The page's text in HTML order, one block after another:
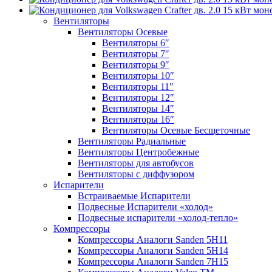
Вентиляторы
Вентиляторы Осевые
Вентиляторы 6″
Вентиляторы 7″
Вентиляторы 9″
Вентиляторы 10″
Вентиляторы 11″
Вентиляторы 12″
Вентиляторы 14″
Вентиляторы 16″
Вентиляторы Осевые Бесщеточные
Вентиляторы Радиальные
Вентиляторы Центробежные
Вентиляторы для автобусов
Вентиляторы с диффузором
Испарители
Встраиваемые Испарители
Подвесные Испарители «холод»
Подвесные испарители «холод-тепло»
Компрессоры
Компрессоры Аналоги Sanden 5H11
Компрессоры Аналоги Sanden 5H14
Компрессоры Аналоги Sanden 7H15